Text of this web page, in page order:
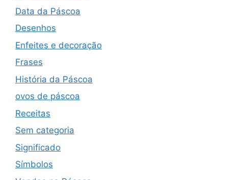
Data da Páscoa
Desenhos
Enfeites e decoração
Frases
História da Páscoa
ovos de páscoa
Receitas
Sem categoria
Significado
Símbolos